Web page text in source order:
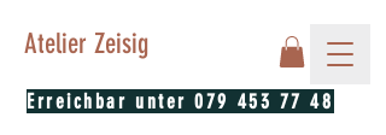
Erreichbar unter079 453 77 48
Atelier Zeisig